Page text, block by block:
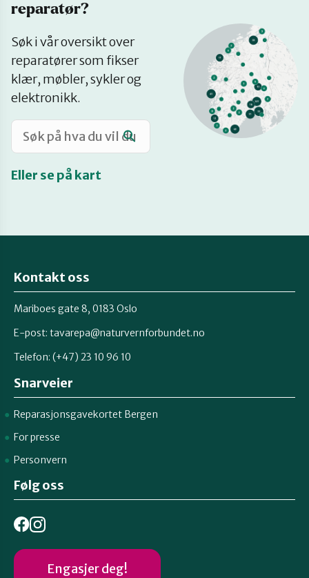
Møt reparatørene
Om oss
Retten til reparasjon
reparatør?
Søk i vår oversikt over
reparatører som fikser
klær, møbler, sykler og
elektronikk.
Eller se på kart
på
kart
Kontakt oss
Mariboes gate 8, 0183 Oslo
E-post: tavarepa@naturvernforbundet.no
Telefon: (+47) 23 10 96 10
Snarveier
Reparasjonsgavekortet Bergen
For presse
Personvern
Følg oss
Engasjer deg!